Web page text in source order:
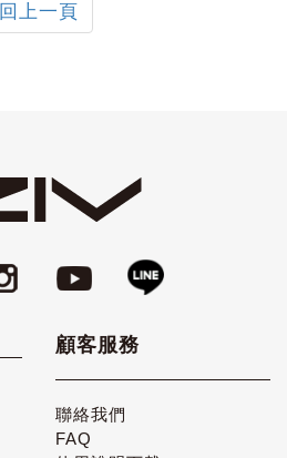
回上一頁
顧客服務
聯絡我們
FAQ